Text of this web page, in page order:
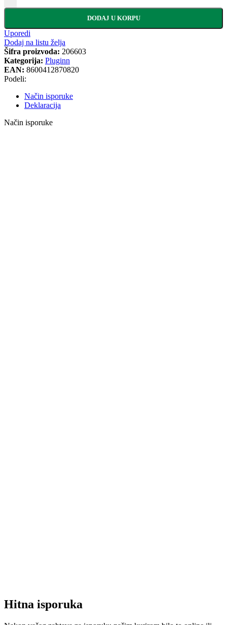
DODAJ U KORPU
Uporedi
Dodaj na listu želja
Šifra proizvoda: 206603
Kategorija: Pluginn
EAN: 8600412870820
Podeli:
Način isporuke
Deklaracija
Način isporuke
Hitna isporuka